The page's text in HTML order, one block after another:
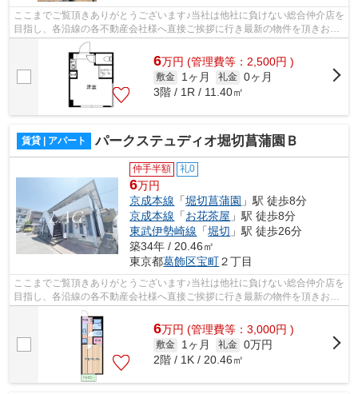
ここまでご覧頂きありがとうございます♪当社は他社に負けない総合仲介店を
目指し、各沿線の各不動産会社様へ直接ご挨拶に行き最新の物件を頂きお客
様へ提供しております！最新の情報は...
6万円 (管理費等：2,500円 )
敷金 1ヶ月 礼金 0ヶ月
3階 / 1R / 11.40㎡
賃貸 | アパート パークステュディオ堀切菖蒲園Ｂ
仲手半額 礼0
6万円
京成本線 「堀切菖蒲園 」駅 徒歩8分
京成本線 「お花茶屋 」駅 徒歩8分
東武伊勢崎線 「堀切 」駅 徒歩26分
築34年 / 20.46㎡
東京都葛飾区宝町２丁目
ここまでご覧頂きありがとうございます♪当社は他社に負けない総合仲介店を
目指し、各沿線の各不動産会社様へ直接ご挨拶に行き最新の物件を頂きお客
様へ提供しております！最新の情報は...
6万円 (管理費等：3,000円 )
敷金 1ヶ月 礼金 0万円
2階 / 1K / 20.46㎡